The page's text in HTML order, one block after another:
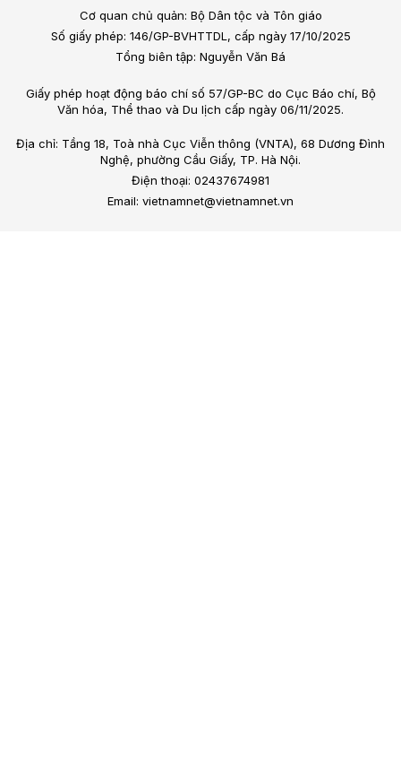
Cơ quan chủ quản: Bộ Dân tộc và Tôn giáo
Số giấy phép: 146/GP-BVHTTDL, cấp ngày 17/10/2025
Tổng biên tập: Nguyễn Văn Bá
Giấy phép hoạt động báo chí số 57/GP-BC do Cục Báo chí, Bộ
Văn hóa, Thể thao và Du lịch cấp ngày 06/11/2025.
Địa chỉ: Tầng 18, Toà nhà Cục Viễn thông (VNTA), 68 Dương Đình
Nghệ, phường Cầu Giấy, TP. Hà Nội.
Điện thoại: 02437674981
Email: vietnamnet@vietnamnet.vn